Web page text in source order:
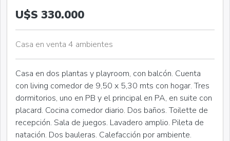
U$S 330.000
Casa en venta 4 ambientes
Casa en dos plantas y playroom, con balcón. Cuenta
con living comedor de 9,50 x 5,30 mts con hogar. Tres
dormitorios, uno en PB y el principal en PA, en suite con
placard. Cocina comedor diario. Dos baños. Toilette de
recepción. Sala de juegos. Lavadero amplio. Pileta de
natación. Dos bauleras. Calefacción por ambiente.